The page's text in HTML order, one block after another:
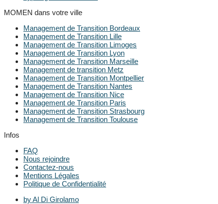
MOMEN dans votre ville
Management de Transition Bordeaux
Management de Transition Lille
Management de Transition Limoges
Management de Transition Lyon
Management de Transition Marseille
Management de transition Metz
Management de Transition Montpellier
Management de Transition Nantes
Management de Transition Nice
Management de Transition Paris
Management de Transition Strasbourg
Management de Transition Toulouse
Infos
FAQ
Nous rejoindre
Contactez-nous
Mentions Légales
Politique de Confidentialité
by Al Di Girolamo